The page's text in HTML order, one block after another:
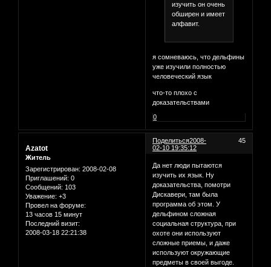
изучить он очень
обширен и имеет
алфавит.
я сомневаюсь, что дельфины
уже изучили полностью
человеческий язык
что-то плохо с
доказательствами
0
Поделиться 45
2008-
02-10 19:35:12
Azatot
Житель
Зарегистрирован: 2008-02-08
Приглашений: 0
Сообщений: 103
Уважение: +3
Провел на форуме:
13 часов 15 минут
Последний визит:
2008-03-18 22:21:38
Да нет люди пытаются
изучить их язык. Ну
доказательства, помотри
Дискавери, там была
программа об этом. У
дельфином сложная
социальная структура, при
охоте они используют
сложные приемы, и даже
используют окружающие
предметы в своей выгоде.